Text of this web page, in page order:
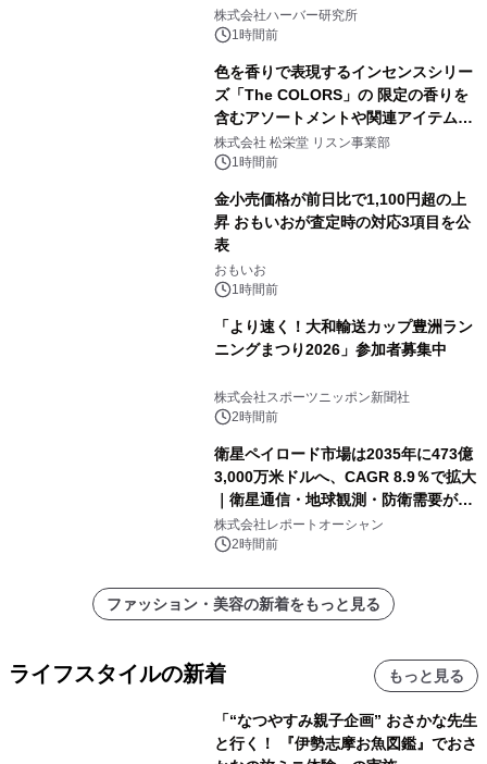
株式会社ハーバー研究所
1時間前
色を香りで表現するインセンスシリー
ズ「The COLORS」の 限定の香りを
含むアソートメントや関連アイテムを
8月6日発売
株式会社 松栄堂 リスン事業部
1時間前
金小売価格が前日比で1,100円超の上
昇 おもいおが査定時の対応3項目を公
表
おもいお
1時間前
「より速く！大和輸送カップ豊洲ラン
ニングまつり2026」参加者募集中
株式会社スポーツニッポン新聞社
2時間前
衛星ペイロード市場は2035年に473億
3,000万米ドルへ、CAGR 8.9％で拡大
｜衛星通信・地球観測・防衛需要が牽
引する次世代宇宙産業の成長戦略
株式会社レポートオーシャン
2時間前
ファッション・美容の新着をもっと見る
ライフスタイルの新着 もっと見る
「“なつやすみ親子企画” おさかな先生
と行く！ 『伊勢志摩お魚図鑑』でおさ